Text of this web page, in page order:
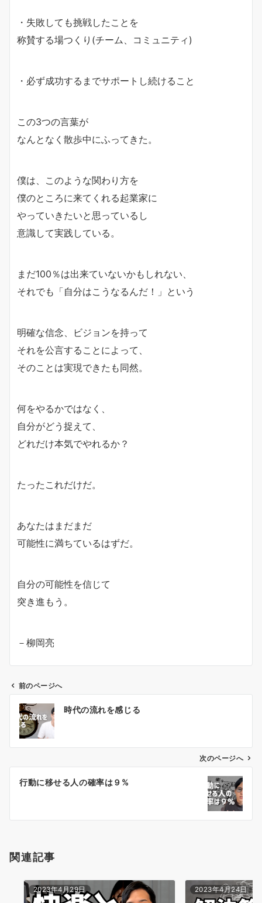
・失敗しても挑戦したことを
称賛する場つくり(チーム、コミュニティ)
・必ず成功するまでサポートし続けること
この3つの言葉が
なんとなく散歩中にふってきた。
僕は、このような関わり方を
僕のところに来てくれる起業家に
やっていきたいと思っているし
意識して実践している。
まだ100％は出来ていないかもしれない、
それでも「自分はこうなるんだ！」という
明確な信念、ビジョンを持って
それを公言することによって、
そのことは実現できたも同然。
何をやるかではなく、
自分がどう捉えて、
どれだけ本気でやれるか？
たったこれだけだ。
あなたはまだまだ
可能性に満ちているはずだ。
自分の可能性を信じて
突き進もう。
－柳岡亮
ン
前のページへ
時代の流れを感じる
次のページへ
行動に移せる人の確率は９%
関連記事
2023年4月29日 2023年4月24日